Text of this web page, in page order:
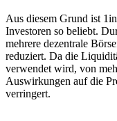
Aus diesem Grund ist
Investoren so beliebt.
mehrere dezentrale
reduziert. Da die
verwendet wird, von
Auswirkungen auf die
verringert.